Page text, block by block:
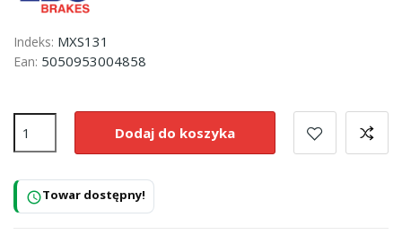
Indeks: MXS131
Ean: 5050953004858
Dodaj do koszyka
scheduleTowar dostępny!